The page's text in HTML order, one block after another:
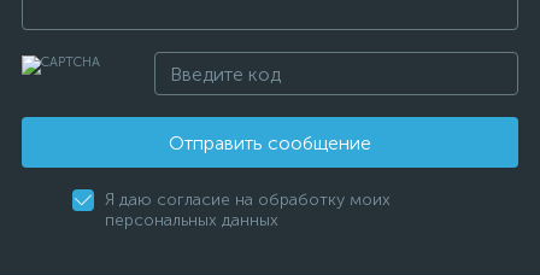
Отправить сообщение
Я даю согласие на обработку моих
персональных данных